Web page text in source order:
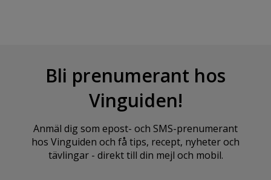
Bli prenumerant hos
Vinguiden!
Anmäl dig som epost- och SMS-prenumerant
hos Vinguiden och få tips, recept, nyheter och
tävlingar - direkt till din mejl och mobil.